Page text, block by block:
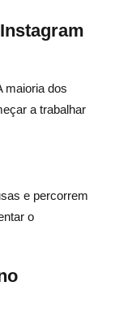
maioria dos
a trabalhar
e percorrem
o